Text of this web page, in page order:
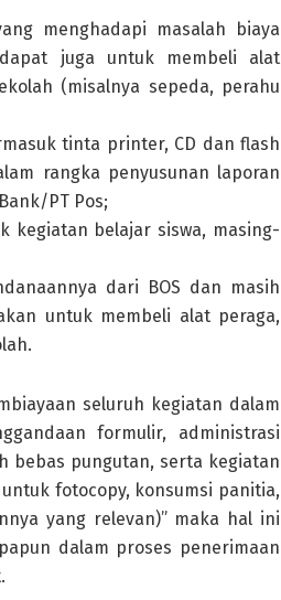
menghadapi masalah biaya
juga untuk membeli alat
(misalnya sepeda, perahu
tinta printer, CD dan flash
rangka penyusunan laporan
PT Pos;
kegiatan belajar siswa, masing-
dari BOS dan masih
untuk membeli alat peraga,
seluruh kegiatan dalam
formulir, administrasi
bebas pungutan, serta kegiatan
fotocopy, konsumsi panitia,
yang relevan)” maka hal ini
dalam proses penerimaan